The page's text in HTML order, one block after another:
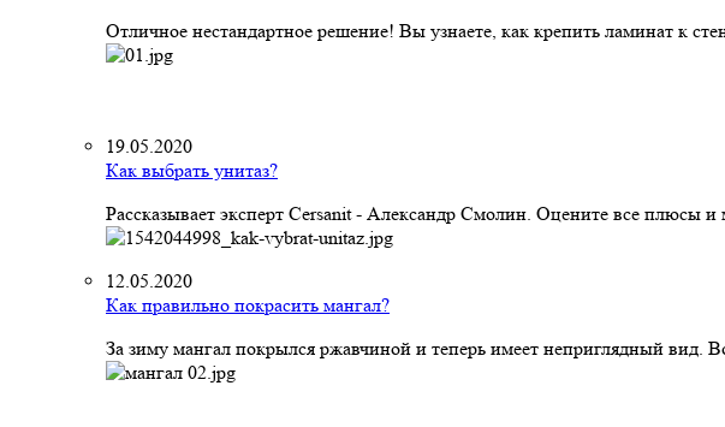
Отличное нестандартное решение! Вы узнаете, как крепить ламинат к
19.05.2020
Как выбрать унитаз?
Рассказывает эксперт Cersanit - Александр Смолин. Оцените все плюсы
12.05.2020
Как правильно покрасить мангал?
За зиму мангал покрылся ржавчиной и теперь имеет неприглядный вид.